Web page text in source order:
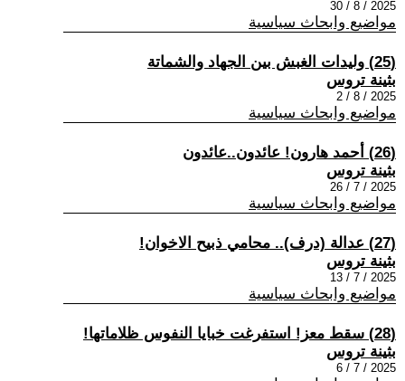
2025 / 8 / 30
مواضيع وابحاث سياسية
(25) وليدات الغبش بين الجهاد والشماتة
بثينة تروس
2025 / 8 / 2
مواضيع وابحاث سياسية
(26) أحمد هارون! عائدون..عائدون
بثينة تروس
2025 / 7 / 26
مواضيع وابحاث سياسية
(27) عدالة (درف).. محامي ذبيح الاخوان!
بثينة تروس
2025 / 7 / 13
مواضيع وابحاث سياسية
(28) سقط معز! استفرغت خبايا النفوس ظلاماتها!
بثينة تروس
2025 / 7 / 6